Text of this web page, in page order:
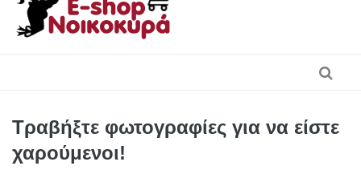
Τραβήξτε φωτογραφίες για να είστε
χαρούμενοι!